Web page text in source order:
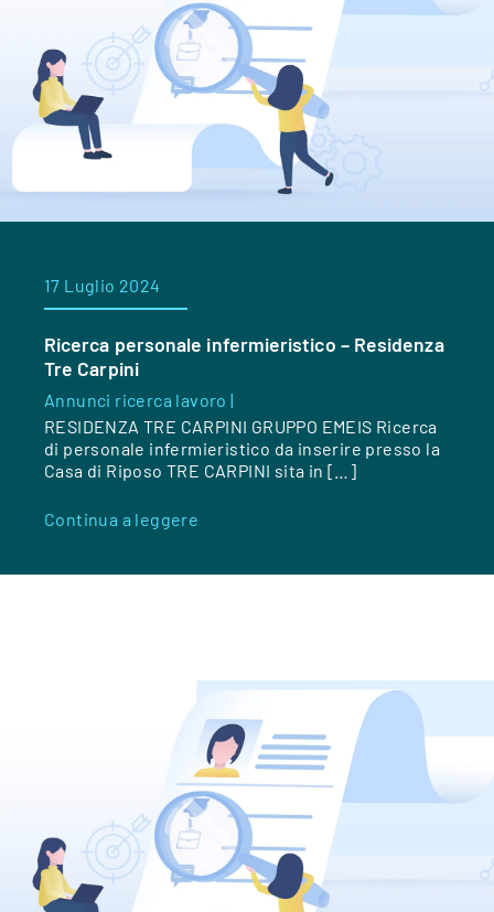
17 Luglio 2024
Ricerca personale infermieristico – Residenza
Tre Carpini
Annunci ricerca lavoro |
RESIDENZA TRE CARPINI GRUPPO EMEIS Ricerca
di personale infermieristico da inserire presso la
Casa di Riposo TRE CARPINI sita in […]
Continua a leggere